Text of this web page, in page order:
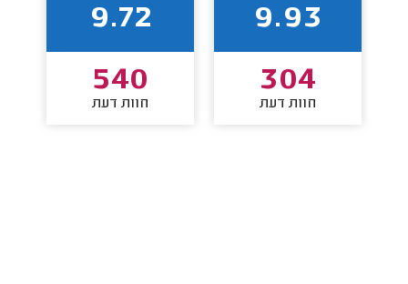
9.93
304
חוות דעת
9.72
540
חוות דעת